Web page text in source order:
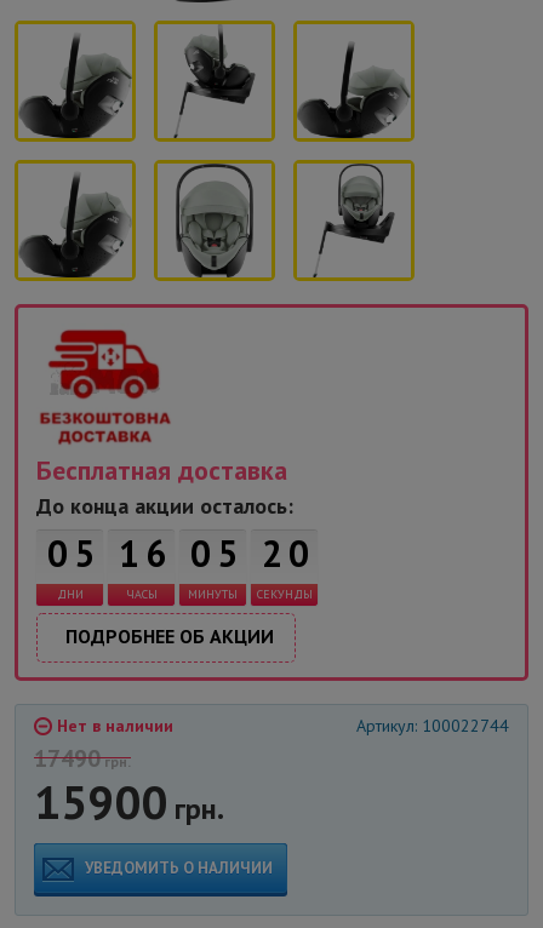
Бесплатная доставка
До конца акции осталось:
0 5
ДНИ
1 6
ЧАСЫ
0 5
МИНУТЫ
1
2
9
0
СЕКУНДЫ
ПОДРОБНЕЕ ОБ АКЦИИ
Нет в наличии Артикул: 100022744
17490грн.
15900 грн.
УВЕДОМИТЬ О НАЛИЧИИ